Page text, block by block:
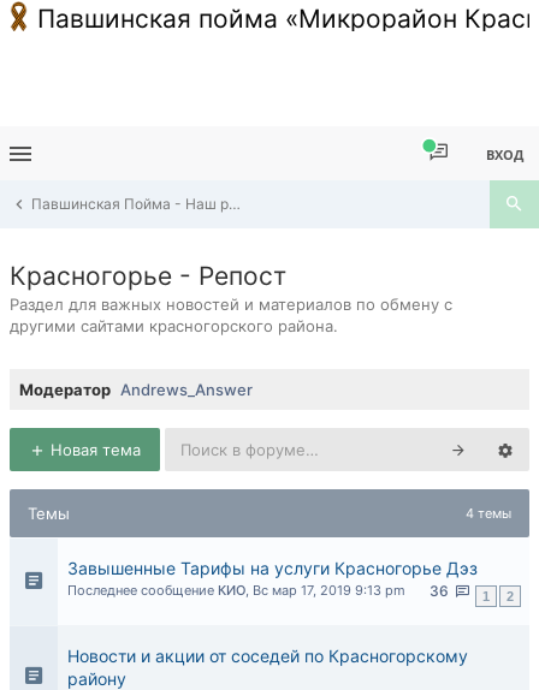
Павшинская пойма «Микрорайон
ВХОД
Павшинская Пойма - Наш район
Красногорье - Репост
Раздел для важных новостей и материалов по обмену с
другими сайтами красногорского района.
Модератор Andrews_Answer
Новая тема
Темы 4 темы
Завышенные Тарифы на услуги Красногорье Дэз
1 2
36
Последнее сообщение КИО, Вс мар 17, 2019 9:13 pm
Новости и акции от соседей по Красногорскому
району